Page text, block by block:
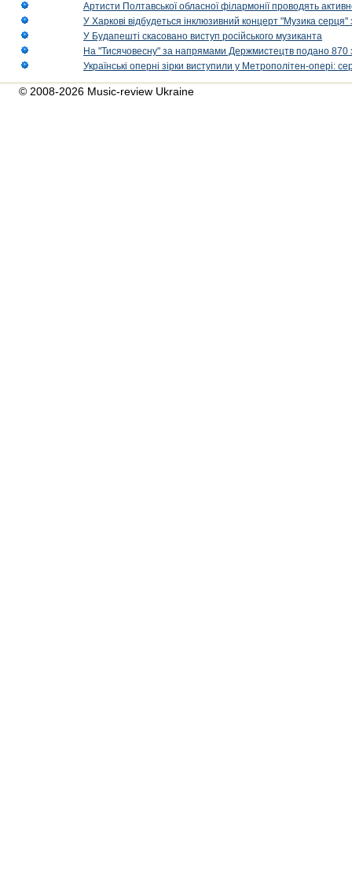
Артисти Полтавської обласної філармонії проводять
У Харкові відбудеться інклюзивний концерт "Музика
У Будапешті скасовано виступ російського музиканта
На "Тисячовесну" за напрямами Держмистецтв подано 870
Українські оперні зірки виступили у Метрополітен-опері:
© 2008-2026 Music-review Ukraine